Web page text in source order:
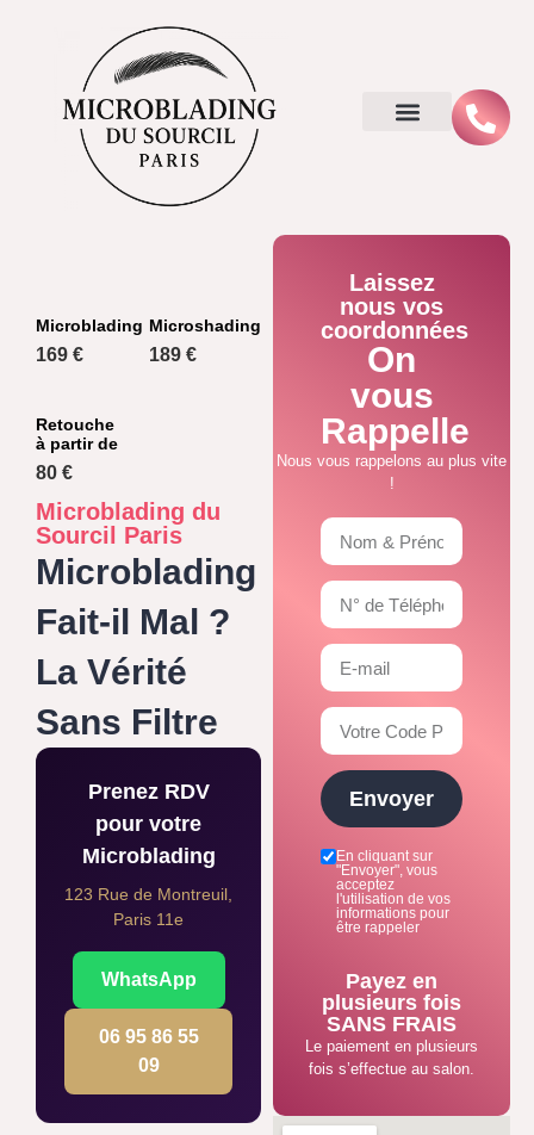
Microblading
169 €
Microshading
189 €
Retouche
à partir de
80 €
Microblading du
Sourcil Paris
Microblading
Fait-il Mal ?
La Vérité
Sans Filtre
Prenez RDV
pour votre
Microblading
123 Rue de Montreuil,
Paris 11e
WhatsApp
06 95 86 55
09
Laissez
nous vos
coordonnées
On
vous
Rappelle
Nous vous rappelons au plus vite
!
En cliquant sur
"Envoyer", vous
acceptez
l'utilisation de vos
informations pour
être rappeler
Envoyer
Payez en
plusieurs fois
SANS FRAIS
Le paiement en plusieurs
fois s’effectue au salon.